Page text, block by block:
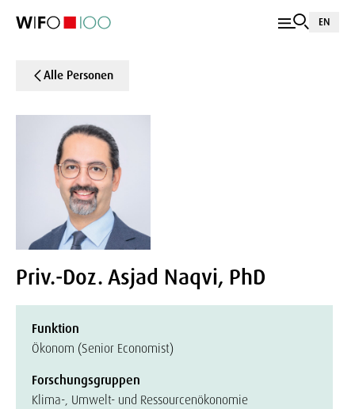
EN
Alle Personen
Priv.-Doz. Asjad Naqvi, PhD
Funktion
Ökonom (Senior Economist)
Forschungsgruppen
Klima-, Umwelt- und Ressourcenökonomie